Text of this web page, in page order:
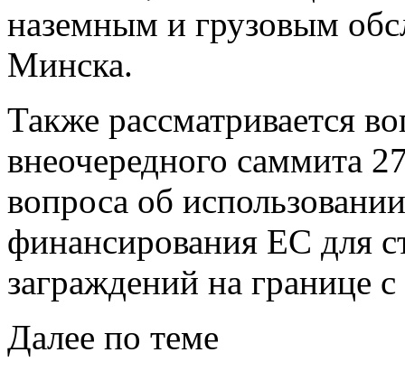
наземным и грузовым
Минска.
Также рассматривается
внеочередного саммита
вопроса об
финансирования ЕС для
заграждений на границе
Далее по теме